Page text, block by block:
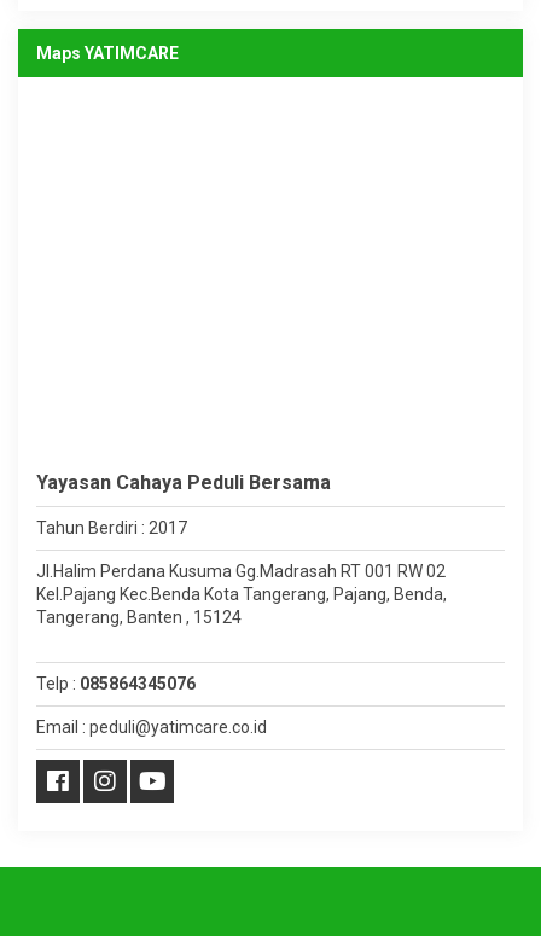
Maps YATIMCARE
Yayasan Cahaya Peduli Bersama
Tahun Berdiri : 2017
Jl.Halim Perdana Kusuma Gg.Madrasah RT 001 RW 02
Kel.Pajang Kec.Benda Kota Tangerang, Pajang, Benda,
Tangerang, Banten , 15124
Telp : 085864345076
Email : peduli@yatimcare.co.id